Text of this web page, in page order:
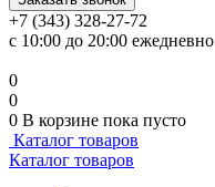
+7 (343) 328-27-72
с 10:00 до 20:00 ежедневно
0
0
0 В корзине пока пусто
Каталог товаров
Каталог товаров